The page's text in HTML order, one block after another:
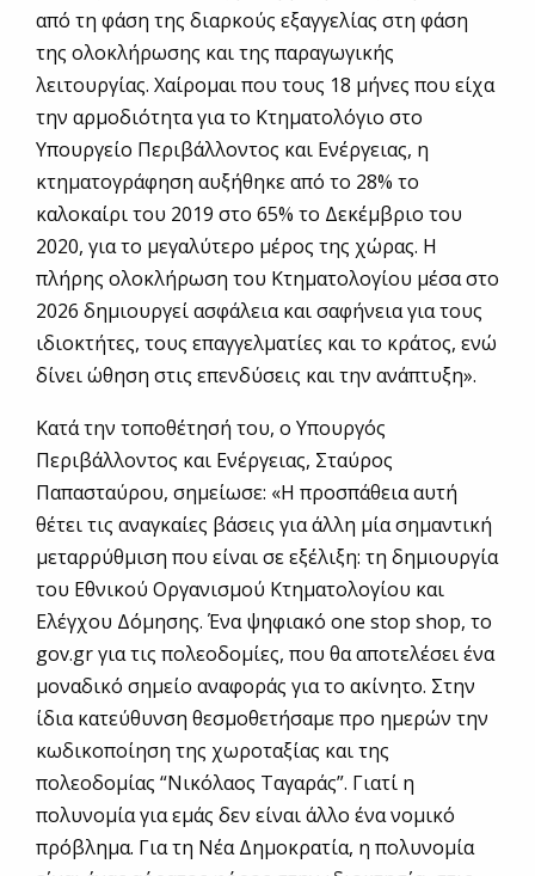
από τη φάση της διαρκούς εξαγγελίας στη φάση
της ολοκλήρωσης και της παραγωγικής
λειτουργίας. Χαίρομαι που τους 18 μήνες που είχα
την αρμοδιότητα για το Κτηματολόγιο στο
Υπουργείο Περιβάλλοντος και Ενέργειας, η
κτηματογράφηση αυξήθηκε από το 28% το
καλοκαίρι του 2019 στο 65% το Δεκέμβριο του
2020, για το μεγαλύτερο μέρος της χώρας. Η
πλήρης ολοκλήρωση του Κτηματολογίου μέσα στο
2026 δημιουργεί ασφάλεια και σαφήνεια για τους
ιδιοκτήτες, τους επαγγελματίες και το κράτος, ενώ
δίνει ώθηση στις επενδύσεις και την ανάπτυξη».
Κατά την τοποθέτησή του, ο Υπουργός
Περιβάλλοντος και Ενέργειας, Σταύρος
Παπασταύρου, σημείωσε: «Η προσπάθεια αυτή
θέτει τις αναγκαίες βάσεις για άλλη μία σημαντική
μεταρρύθμιση που είναι σε εξέλιξη: τη δημιουργία
του Εθνικού Οργανισμού Κτηματολογίου και
Ελέγχου Δόμησης. Ένα ψηφιακό one stop shop, το
gov.gr για τις πολεοδομίες, που θα αποτελέσει ένα
μοναδικό σημείο αναφοράς για το ακίνητο. Στην
ίδια κατεύθυνση θεσμοθετήσαμε προ ημερών την
κωδικοποίηση της χωροταξίας και της
πολεοδομίας “Νικόλαος Ταγαράς”. Γιατί η
πολυνομία για εμάς δεν είναι άλλο ένα νομικό
πρόβλημα. Για τη Νέα Δημοκρατία, η πολυνομία